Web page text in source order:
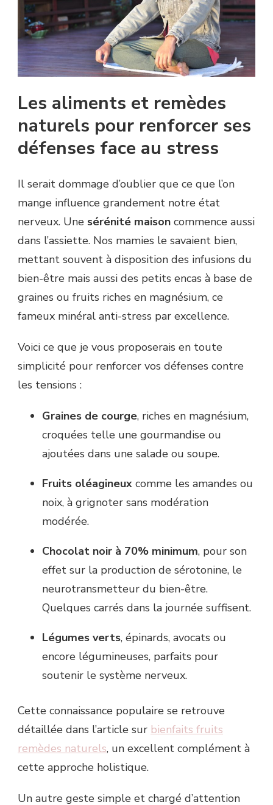
Les aliments et remèdes
naturels pour renforcer ses
défenses face au stress
Il serait dommage d’oublier que ce que l’on
mange influence grandement notre état
nerveux. Une sérénité maison commence aussi
dans l’assiette. Nos mamies le savaient bien,
mettant souvent à disposition des infusions du
bien-être mais aussi des petits encas à base de
graines ou fruits riches en magnésium, ce
fameux minéral anti-stress par excellence.
Voici ce que je vous proposerais en toute
simplicité pour renforcer vos défenses contre
les tensions :
Graines de courge, riches en magnésium,
croquées telle une gourmandise ou
ajoutées dans une salade ou soupe.
Fruits oléagineux comme les amandes ou
noix, à grignoter sans modération
modérée.
Chocolat noir à 70% minimum, pour son
effet sur la production de sérotonine, le
neurotransmetteur du bien-être.
Quelques carrés dans la journée suffisent.
Légumes verts, épinards, avocats ou
encore légumineuses, parfaits pour
soutenir le système nerveux.
Cette connaissance populaire se retrouve
détaillée dans l’article sur bienfaits fruits
remèdes naturels, un excellent complément à
cette approche holistique.
Un autre geste simple et chargé d’attention